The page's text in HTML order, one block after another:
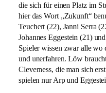
die sich für einen Platz im
hier das Wort „Zukunft“
Teuchert (22), Janni Serra
Johannes Eggestein (21)
Spieler wissen zwar alle wo
und unerfahren. Löw
Cleverness, die man sich
spielen nur Arp und